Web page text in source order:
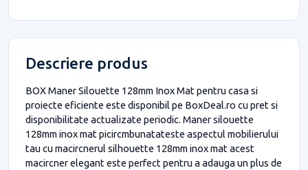
Descriere produs
BOX Maner Silouette 128mm Inox Mat pentru casa si
proiecte eficiente este disponibil pe BoxDeal.ro cu pret si
disponibilitate actualizate periodic. Maner silouette
128mm inox mat picircmbunatateste aspectul mobilierului
tau cu macircnerul silhouette 128mm inox mat acest
macircner elegant este perfect pentru a adauga un plus de